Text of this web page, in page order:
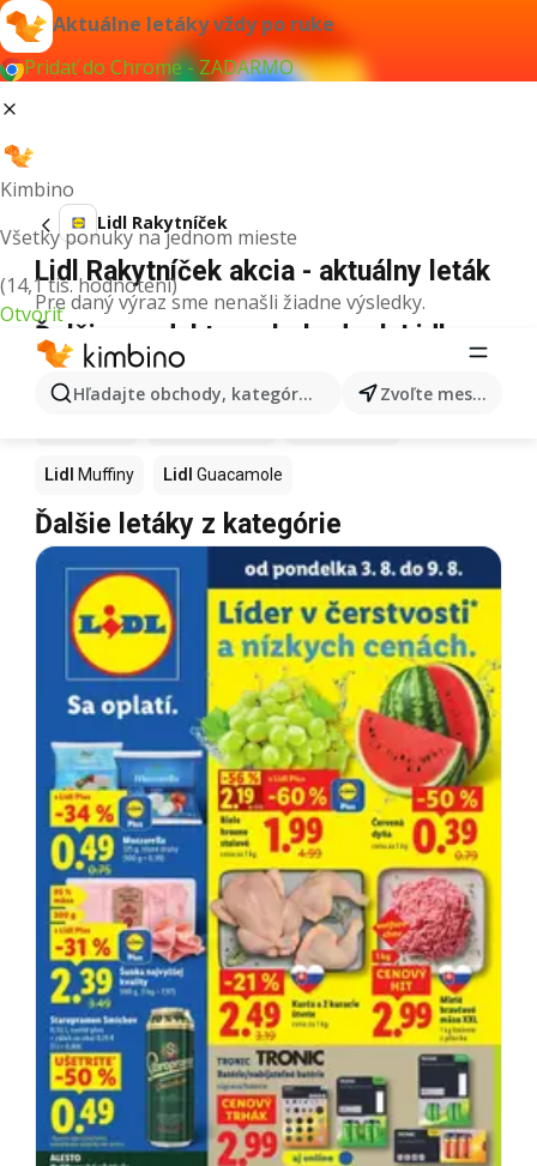
Aktuálne letáky vždy po ruke
Pridať do Chrome - ZADARMO
Kimbino
Všetky ponuky na jednom mieste
(14,1 tis. hodnotení)
Otvoriť
Hľadajte obchody, kategórie, produkty... Zvoľte mesto
Lidl Rakytníček
Lidl Rakytníček akcia - aktuálny leták
Pre daný výraz sme nenašli žiadne výsledky.
Ďalšie produkty v obchodoch Lidl
Lidl Muffiny Lidl Guacamole
Ďalšie letáky z kategórie